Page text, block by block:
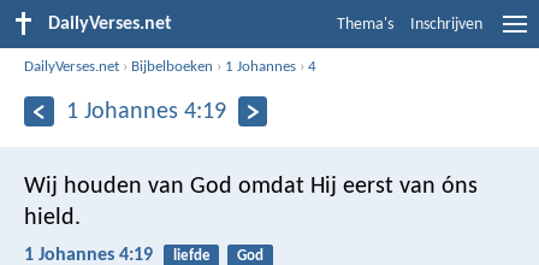
DailyVerses.net Thema's Inschrijven
DailyVerses.net › Bijbelboeken › 1 Johannes ›4
1 Johannes 4:19
Wij houden van God omdat Hij eerst van óns
hield.
1 Johannes 4:19 liefde God